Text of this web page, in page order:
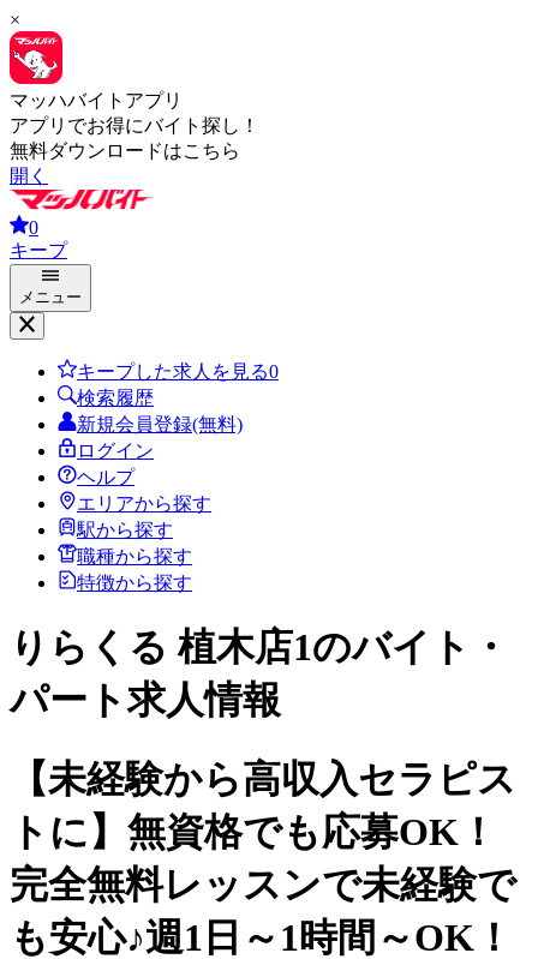
×
マッハバイトアプリ
アプリでお得にバイト探し！
無料ダウンロードはこちら
開く
0
キープ
メニュー
キープした求人を見る0
検索履歴
新規会員登録(無料)
ログイン
ヘルプ
エリアから探す
駅から探す
職種から探す
特徴から探す
りらくる 植木店1のバイト・
パート求人情報
【未経験から高収入セラピス
トに】無資格でも応募OK！
完全無料レッスンで未経験で
も安心♪週1日～1時間～OK！